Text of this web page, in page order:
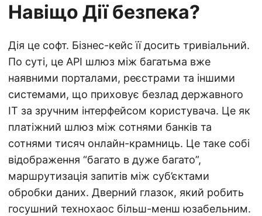
Навіщо Дії безпека?
Дія це софт. Бізнес-кейс її досить тривіальний.
По суті, це API шлюз між багатьма вже
наявними порталами, реєстрами та іншими
системами, що приховує безлад державного
ІТ за зручним інтерфейсом користувача. Це як
платіжний шлюз між сотнями банків та
сотнями тисяч онлайн-крамниць. Це таке собі
відображення “багато в дуже багато”,
маршрутизація запитів між суб’єктами
обробки даних. Дверний глазок, який робить
госушний технохаос більш-менш юзабельним.